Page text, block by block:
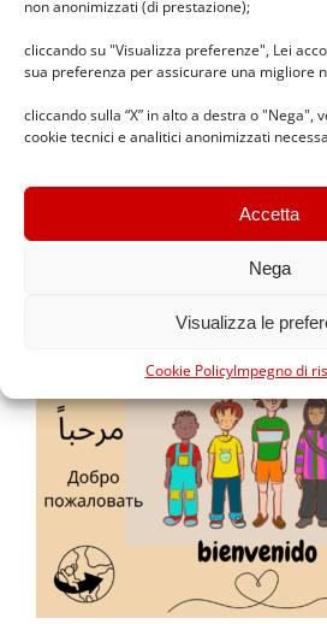
non anonimizzati (di prestazione);
cliccando su "Visualizza preferenze", Lei
sua preferenza per assicurare una migliore
cliccando sulla “X” in alto a destra o "Nega",
cookie tecnici e analitici anonimizzati
Accetta
Nega
Visualizza le
Cookie PolicyImpegno di
10 Dicembre 2024
Elezioni
2024/2027